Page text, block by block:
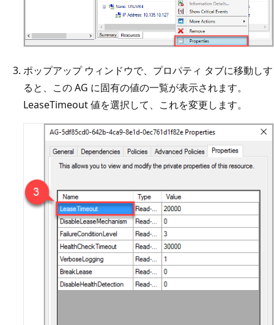
ポップアップ ウィンドウで、プロパティ タブに移動しす
ると、この AG に固有の値の一覧が表示されます。
LeaseTimeout 値を選択して、これを変更します。